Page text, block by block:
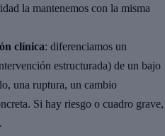
la mantenemos con la misma
clínica: diferenciamos un
estructurada) de un bajo
una ruptura, un cambio
Si hay riesgo o cuadro grave,